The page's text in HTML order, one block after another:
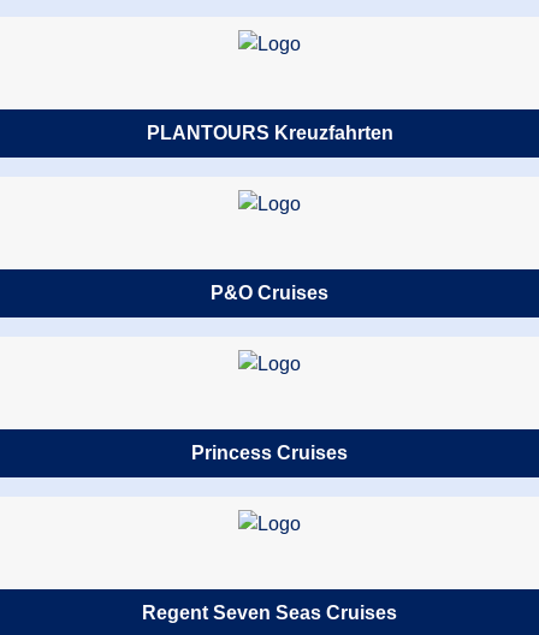
PLANTOURS Kreuzfahrten
P&O Cruises
Princess Cruises
Regent Seven Seas Cruises